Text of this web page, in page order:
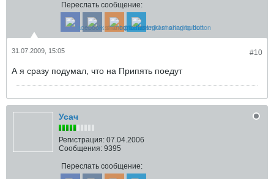
Переслать сообщение:
#10
31.07.2009, 15:05
А я сразу подумал, что на Припять поедут
Усач
Регистрация: 07.04.2006
Сообщения: 9395
Переслать сообщение: